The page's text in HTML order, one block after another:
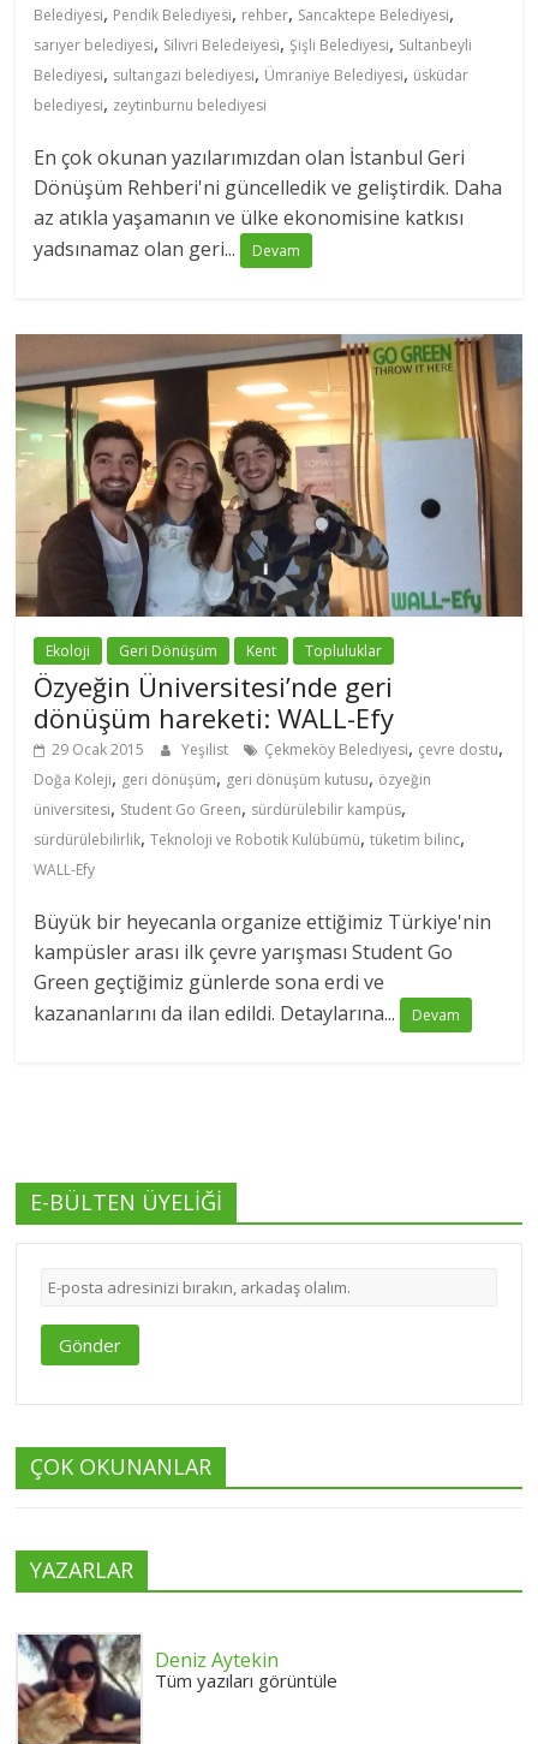
Belediyesi, Pendik Belediyesi, rehber, Sancaktepe Belediyesi,
sarıyer belediyesi, Silivri Beledeiyesi,Şişli Belediyesi, Sultanbeyli
Belediyesi, sultangazi belediyesi, Ümraniye Belediyesi, üsküdar
belediyesi, zeytinburnu belediyesi
En çok okunan yazılarımızdan olan İstanbul Geri
Dönüşüm Rehberi'ni güncelledik ve geliştirdik. Daha
az atıkla yaşamanın ve ülke ekonomisine katkısı
yadsınamaz olan geri...
Devam
Ekoloji Geri Dönüşüm Kent Topluluklar
Özyeğin Üniversitesi’nde geri
dönüşüm hareketi: WALL-Efy
29 Ocak 2015 Yeşilist Çekmeköy Belediyesi, çevre dostu,
Doğa Koleji, geri dönüşüm, geri dönüşüm kutusu, özyeğin
üniversitesi, Student Go Green, sürdürülebilir kampüs,
sürdürülebilirlik,Teknoloji ve Robotik Kulübümü,tüketim bilinc,
WALL-Efy
Büyük bir heyecanla organize ettiğimiz Türkiye'nin
kampüsler arası ilk çevre yarışması Student Go
Green geçtiğimiz günlerde sona erdi ve
kazananlarını da ilan edildi. Detaylarına...
Devam
E-BÜLTEN ÜYELİĞİ
Gönder
ÇOK OKUNANLAR
YAZARLAR
Deniz Aytekin
Tüm yazıları görüntüle